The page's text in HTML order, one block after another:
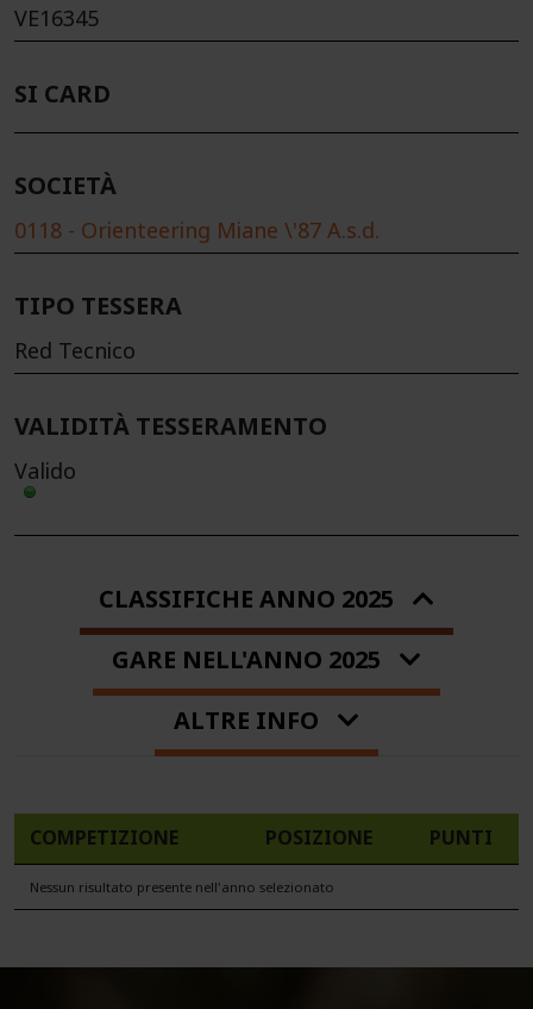
VE16345
SI CARD
SOCIETÀ
0118 - Orienteering Miane \'87 A.s.d.
TIPO TESSERA
Red Tecnico
VALIDITÀ TESSERAMENTO
Valido
CLASSIFICHE ANNO 2025
GARE NELL'ANNO 2025
ALTRE INFO
COMPETIZIONE POSIZIONE PUNTI
Nessun risultato presente nell'anno selezionato